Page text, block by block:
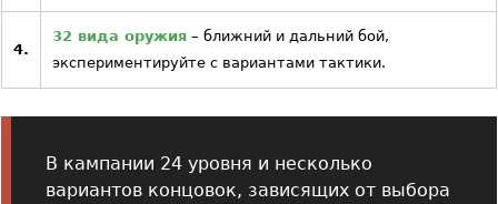
4.
32 вида оружия – ближний и дальний бой,
экспериментируйте с вариантами тактики.
В кампании 24 уровня и несколько
вариантов концовок, зависящих от выбора